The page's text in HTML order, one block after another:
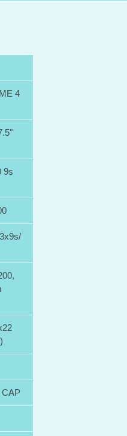
4
9s
CAP